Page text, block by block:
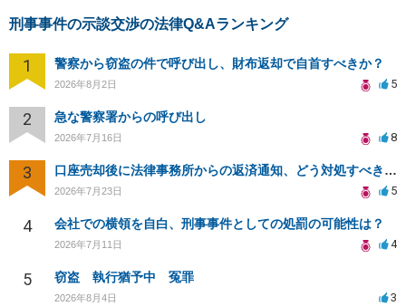
刑事事件の示談交渉の法律Q&Aランキング
1 警察から窃盗の件で呼び出し、財布返却で自首すべきか？
2026年8月2日 5
2 急な警察署からの呼び出し
2026年7月16日 8
3 口座売却後に法律事務所からの返済通知、どう対処すべきか？
2026年7月23日 5
4 会社での横領を自白、刑事事件としての処罰の可能性は？
2026年7月11日 4
5 窃盗 執行猶予中 冤罪
2026年8月4日 3